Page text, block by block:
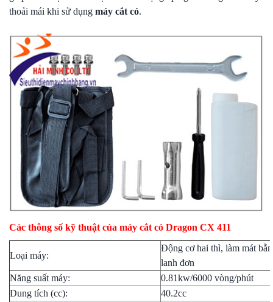
thoải mái khi sử dụng máy cắt cỏ.
Các thông số kỹ thuật của máy cắt cỏ Dragon CX 411
Loại máy:
Động cơ hai thì, làm mát
lanh đơn
Năng suất máy:
0.81kw/6000 vòng/phút
Dung tích (cc):
40.2cc